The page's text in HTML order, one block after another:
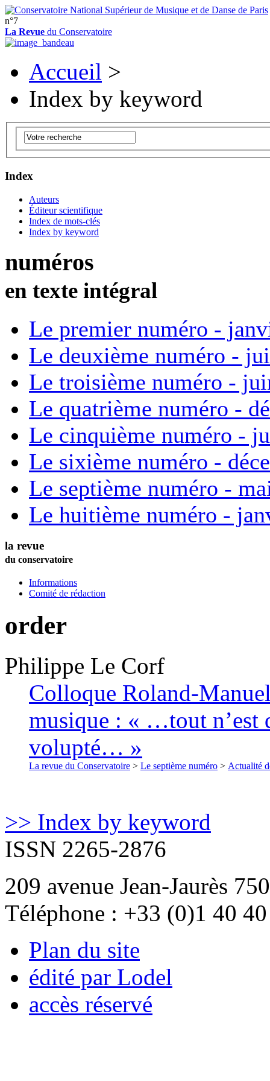
n°7
La Revue du Conservatoire
Accueil >
Index by keyword
Index
Auteurs
Éditeur scientifique
Index de mots-clés
Index by keyword
numéros
en texte intégral
Le premier numéro -
Le deuxième numéro -
Le troisième numéro -
Le quatrième numéro -
Le cinquième numéro -
Le sixième numéro -
Le septième numéro -
Le huitième numéro -
la revue
du conservatoire
Informations
Comité de rédaction
order
Philippe Le Corf
Colloque Roland-
musique : « …tout n’est
volupté… »
La revue du Conservatoire > Le septième numéro > Actualité
>> Index by keyword
ISSN 2265-2876
209 avenue Jean-Jaurès
Téléphone : +33 (0)1 40
Plan du site
édité par Lodel
accès réservé